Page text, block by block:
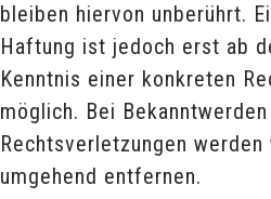
bleiben hiervon unberührt.
Haftung ist jedoch erst ab
Kenntnis einer konkreten
möglich. Bei
Rechtsverletzungen
umgehend entfernen.